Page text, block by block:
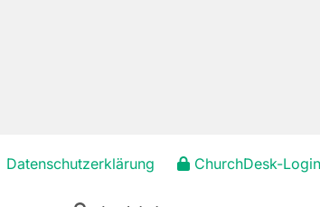
Datenschutzerklärung ChurchDesk-Login